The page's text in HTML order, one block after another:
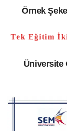
Örnek
Tek Eğitim
Üniversite